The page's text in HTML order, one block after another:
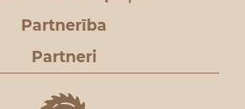
Partnerība
Partneri